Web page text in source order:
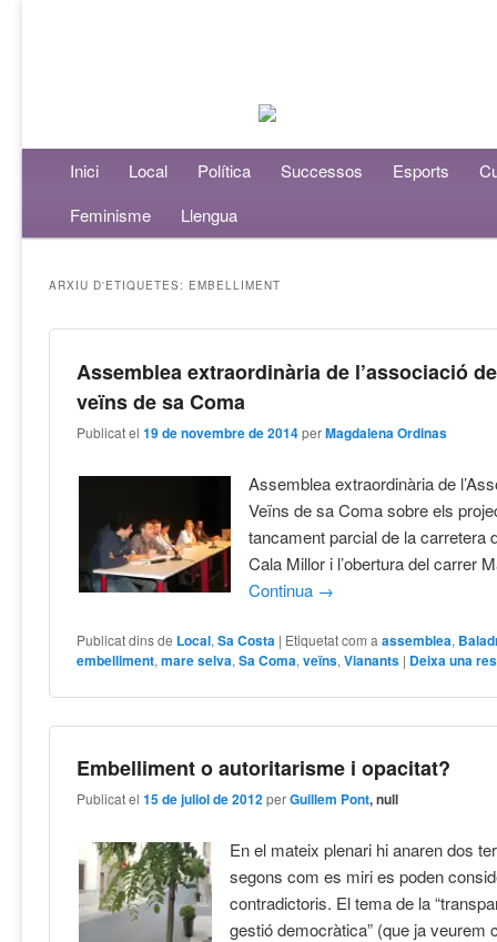
Menú principalAneu al contingut principal
Aneu al contingut secundari
Inici Local Política Successos Esports
Feminisme
Llengua
ARXIU D'ETIQUETES: EMBELLIMENT
Assemblea extraordinària de l’associació de
veïns de sa Coma
Publicat el19 de novembre de 2014 perMagdalena Ordinas
Assemblea extraordinària de
Veïns de sa Coma sobre els
tancament parcial de la carretera
Cala Millor i l’obertura del carrer
Continua →
Publicat dins de Local,Sa Costa | Etiquetat com a assemblea,
embelliment,mare selva,Sa Coma,veïns,Vianants | Deixa una
Embelliment o autoritarisme i opacitat?
Publicat el15 de juliol de 2012 perGuillem Pont, null
En el mateix plenari hi anaren dos
segons com es miri es poden
contradictoris. El tema de la
gestió democràtica” (que ja veurem